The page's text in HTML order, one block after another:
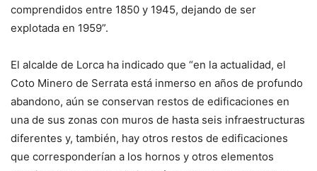
comprendidos entre 1850 y 1945, dejando de ser
explotada en 1959”.
El alcalde de Lorca ha indicado que “en la actualidad, el
Coto Minero de Serrata está inmerso en años de profundo
abandono, aún se conservan restos de edificaciones en
una de sus zonas con muros de hasta seis infraestructuras
diferentes y, también, hay otros restos de edificaciones
que corresponderían a los hornos y otros elementos